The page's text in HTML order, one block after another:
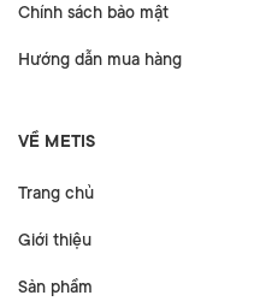
Chính sách bảo mật
Hướng dẫn mua hàng
VỀ METIS
Trang chủ
Giới thiệu
Sản phẩm